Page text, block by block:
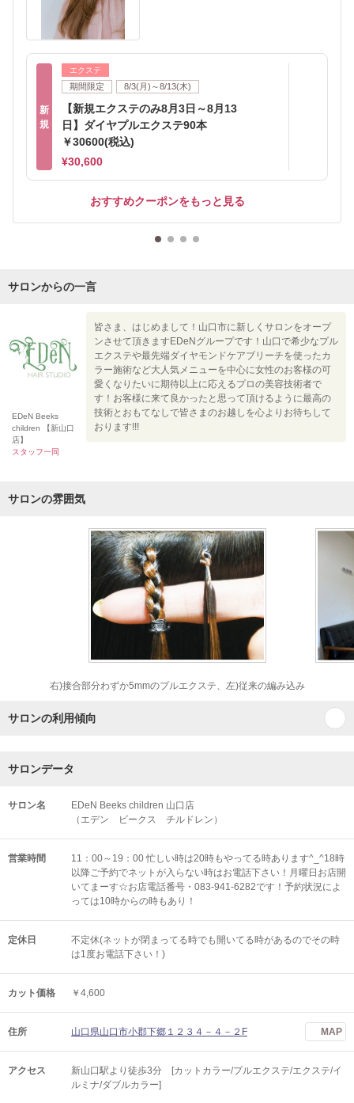
新
規
エクステ
期間限定 8/3(月)～8/13(木)
【新規エクステのみ8月3日～8月13
日】ダイヤプルエクステ90本
￥30600(税込)
¥30,600
おすすめクーポンをもっと見る
サロンからの一言
EDeN Beeks
children 【新山口
店】
スタッフ一同
皆さま、はじめまして！山口市に新しくサロンをオープ
ンさせて頂きますEDeNグループです！山口で希少なプル
エクステや最先端ダイヤモンドケアブリーチを使ったカ
ラー施術など大人気メニューを中心に女性のお客様の可
愛くなりたいに期待以上に応えるプロの美容技術者で
す！お客様に来て良かったと思って頂けるように最高の
技術とおもてなしで皆さまのお越しを心よりお待ちして
おります!!!
サロンの雰囲気
右)接合部分わずか5mmのプルエクステ、左)従来の編み込み
サロンの利用傾向
サロンデータ
サロン名
EDeN Beeks children 山口店
（エデン ビークス チルドレン）
営業時間
11：00～19：00 忙しい時は20時もやってる時あります^_^18時
以降ご予約でネットが入らない時はお電話下さい！月曜日お店開
いてまーす☆お店電話番号・083-941-6282です！予約状況によ
っては10時からの時もあり！
定休日
不定休(ネットが閉まってる時でも開いてる時があるのでその時
は1度お電話下さい！)
カット価格 ￥4,600
住所 山口県山口市小郡下郷１２３４－４－２F MAP
アクセス
新山口駅より徒歩3分 [カットカラー/プルエクステ/エクステ/イ
ルミナ/ダブルカラー]